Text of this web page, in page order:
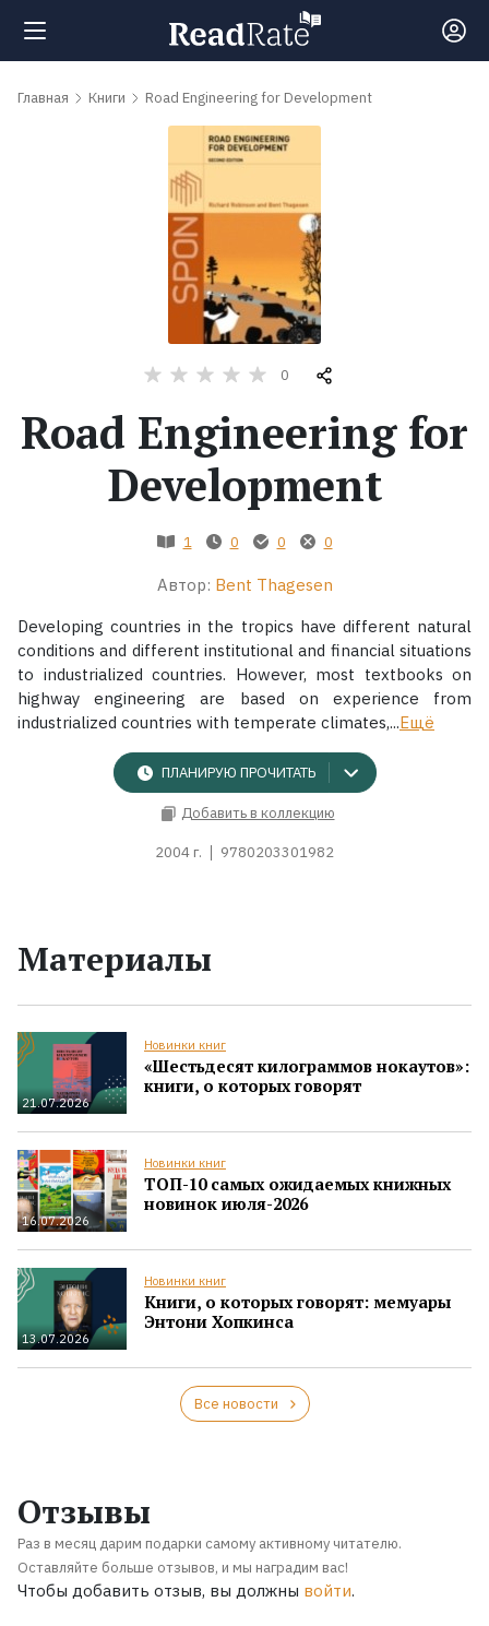
Поиск
книги
Экранизации
Коллекции
Главная Книги Road Engineering for Development
0
Road Engineering for
Development
1 0 0 0
Автор: Bent Thagesen
Developing countries in the tropics have different natural
conditions and different institutional and financial situations
to industrialized countries. However, most textbooks on
highway engineering are based on experience from
industrialized countries with temperate climates,...Ещё
ПЛАНИРУЮ ПРОЧИТАТЬ
Добавить в коллекцию
2004 г. 9780203301982
Материалы
21.07.2026
Новинки книг
«Шестьдесят килограммов нокаутов»:
книги, о которых говорят
16.07.2026
Новинки книг
ТОП-10 самых ожидаемых книжных
новинок июля-2026
13.07.2026
Новинки книг
Книги, о которых говорят: мемуары
Энтони Хопкинса
Все новости
Отзывы
Раз в месяц дарим подарки самому активному читателю.
Оставляйте больше отзывов, и мы наградим вас!
Чтобы добавить отзыв, вы должны войти.